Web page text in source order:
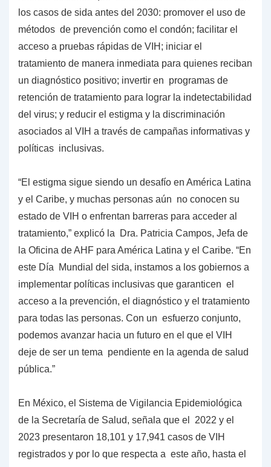
los casos de sida antes del 2030: promover el uso de
métodos de prevención como el condón; facilitar el
acceso a pruebas rápidas de VIH; iniciar el
tratamiento de manera inmediata para quienes reciban
un diagnóstico positivo; invertir en programas de
retención de tratamiento para lograr la indetectabilidad
del virus; y reducir el estigma y la discriminación
asociados al VIH a través de campañas informativas y
políticas inclusivas.
“El estigma sigue siendo un desafío en América Latina
y el Caribe, y muchas personas aún no conocen su
estado de VIH o enfrentan barreras para acceder al
tratamiento,” explicó la Dra. Patricia Campos, Jefa de
la Oficina de AHF para América Latina y el Caribe. “En
este Día Mundial del sida, instamos a los gobiernos a
implementar políticas inclusivas que garanticen el
acceso a la prevención, el diagnóstico y el tratamiento
para todas las personas. Con un esfuerzo conjunto,
podemos avanzar hacia un futuro en el que el VIH
deje de ser un tema pendiente en la agenda de salud
pública.”
En México, el Sistema de Vigilancia Epidemiológica
de la Secretaría de Salud, señala que el 2022 y el
2023 presentaron 18,101 y 17,941 casos de VIH
registrados y por lo que respecta a este año, hasta el